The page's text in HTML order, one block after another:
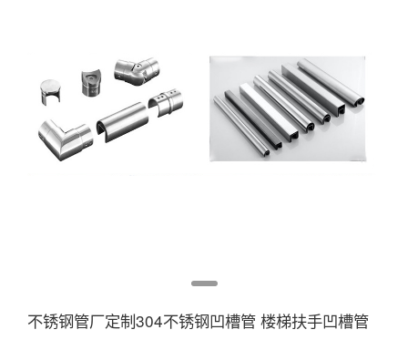
不锈钢管厂定制304不锈钢凹槽管 楼梯扶手凹槽管